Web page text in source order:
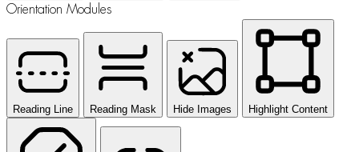
Orientation Modules
Reading Line Reading Mask Hide Images Highlight Content